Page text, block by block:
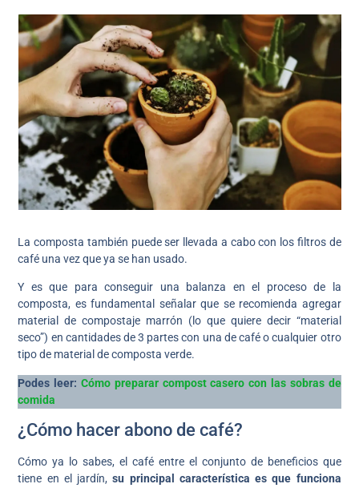
La composta también puede ser llevada a cabo con los filtros de
café una vez que ya se han usado.
Y es que para conseguir una balanza en el proceso de la
composta, es fundamental señalar que se recomienda agregar
material de compostaje marrón (lo que quiere decir “material
seco”) en cantidades de 3 partes con una de café o cualquier otro
tipo de material de composta verde.
Podes leer: Cómo preparar compost casero con las sobras de
comida
¿Cómo hacer abono de café?
Cómo ya lo sabes, el café entre el conjunto de beneficios que
tiene en el jardín,su principal característica es que funciona